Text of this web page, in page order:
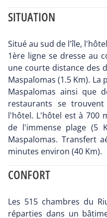
SITUATION
Situé au sud de l'île,
1ère ligne se dresse au
une courte distance des
Maspalomas (1.5 Km). La
Maspalomas ainsi que
restaurants se
l'hôtel. L'hôtel est à 700
de l'immense plage (5
Maspalomas. Transfert
minutes environ (40 Km).
CONFORT
Les 515 chambres du
réparties dans un